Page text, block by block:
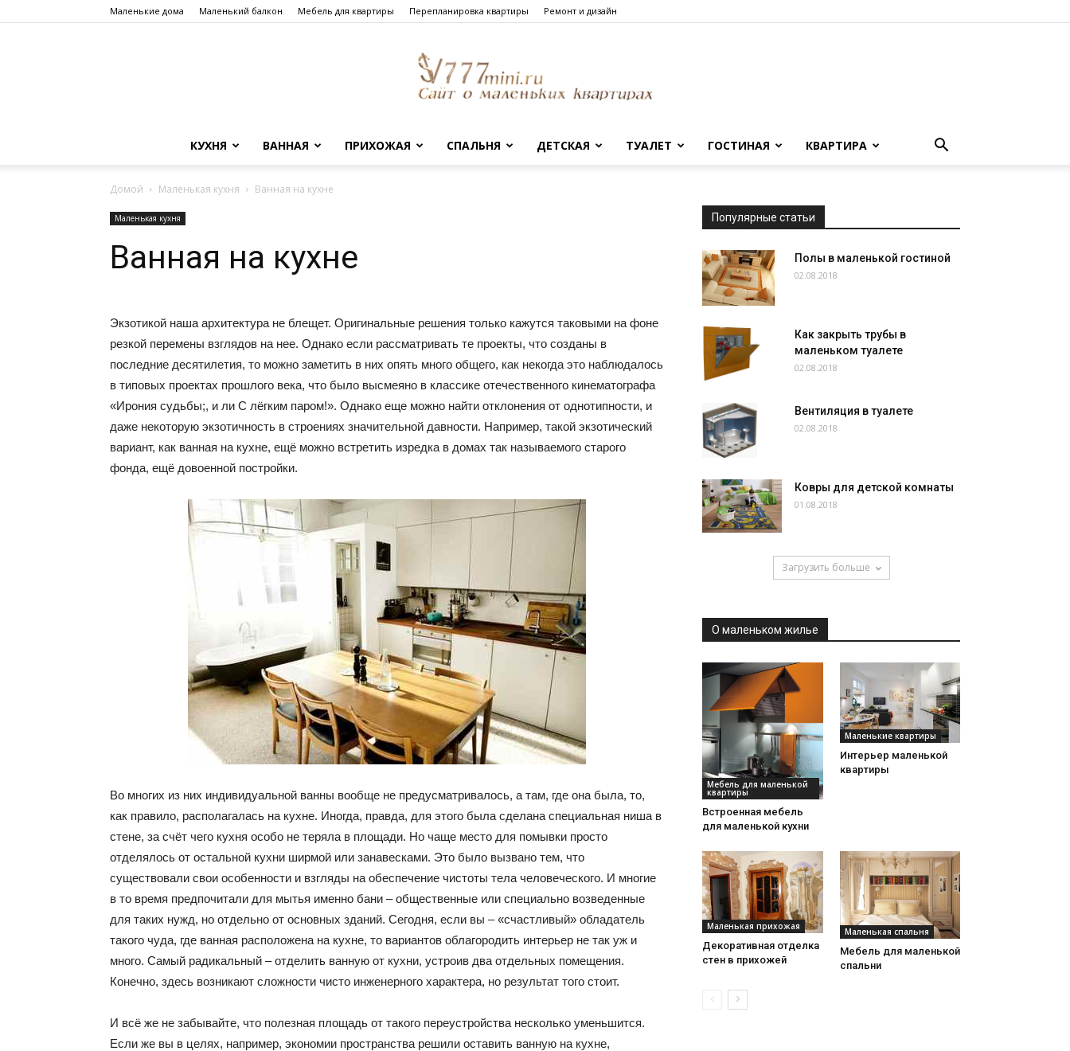
Маленькие дома Маленький балкон Мебель для квартиры Перепланировка квартиры Ремонт и дизайн
Сайт
домах:
фото,
советы
КУХНЯ ВАННАЯ ПРИХОЖАЯ СПАЛЬНЯ ДЕТСКАЯ ТУАЛЕТ ГОСТИНАЯ КВАРТИРА
Домой Маленькая кухня Ванная на кухне
Маленькая кухня
Ванная на кухне
Экзотикой наша архитектура не блещет. Оригинальные решения только кажутся таковыми на фоне
резкой перемены взглядов на нее. Однако если рассматривать те проекты, что созданы в
последние десятилетия, то можно заметить в них опять много общего, как некогда это наблюдалось
в типовых проектах прошлого века, что было высмеяно в классике отечественного кинематографа
«Ирония судьбы;, и ли С лёгким паром!». Однако еще можно найти отклонения от однотипности, и
даже некоторую экзотичность в строениях значительной давности. Например, такой экзотический
вариант, как ванная на кухне, ещё можно встретить изредка в домах так называемого старого
фонда, ещё довоенной постройки.
Во многих из них индивидуальной ванны вообще не предусматривалось, а там, где она была, то,
как правило, располагалась на кухне. Иногда, правда, для этого была сделана специальная ниша в
стене, за счёт чего кухня особо не теряла в площади. Но чаще место для помывки просто
отделялось от остальной кухни ширмой или занавесками. Это было вызвано тем, что
существовали свои особенности и взгляды на обеспечение чистоты тела человеческого. И многие
в то время предпочитали для мытья именно бани – общественные или специально возведенные
для таких нужд, но отдельно от основных зданий. Сегодня, если вы – «счастливый» обладатель
такого чуда, где ванная расположена на кухне, то вариантов облагородить интерьер не так уж и
много. Самый радикальный – отделить ванную от кухни, устроив два отдельных помещения.
Конечно, здесь возникают сложности чисто инженерного характера, но результат того стоит.
И всё же не забывайте, что полезная площадь от такого переустройства несколько уменьшится.
Если же вы в целях, например, экономии пространства решили оставить ванную на кухне,
Популярные статьи
Полы в маленькой гостиной
02.08.2018
Как закрыть трубы в
маленьком туалете
02.08.2018
Вентиляция в туалете
02.08.2018
Ковры для детской комнаты
01.08.2018
Загрузить больше
О маленьком жилье
Мебель для маленькой
квартиры
Встроенная мебель
для маленькой кухни
Маленькие квартиры
Интерьер маленькой
квартиры
Маленькая прихожая
Декоративная отделка
стен в прихожей
Маленькая спальня
Мебель для маленькой
спальни